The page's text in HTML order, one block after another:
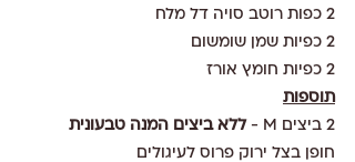
2 כפות רוטב סויה דל מלח
2 כפיות שמן שומשום
2 כפיות חומץ אורז
תוספות
2 ביצים M -
ללא ביצים המנה טבעונית
חופן בצל ירוק פרוס לעיגולים